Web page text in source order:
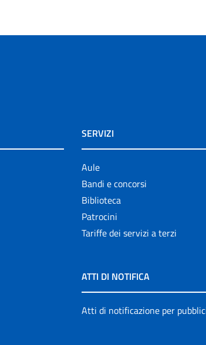
SERVIZI
Aule
Bandi e concorsi
Biblioteca
Patrocini
Tariffe dei servizi a terzi
ATTI DI NOTIFICA
Atti di notificazione per